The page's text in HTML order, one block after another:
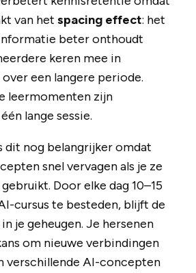
van het spacing effect: het
beter onthoudt
keren mee in
een langere periode.
leermomenten zijn
lange sessie.
dit nog belangrijker omdat
snel vervagen als je ze
Door elke dag 10–15
cursus te besteden, blijft de
je geheugen. Je hersenen
om nieuwe verbindingen
verschillende AI-concepten